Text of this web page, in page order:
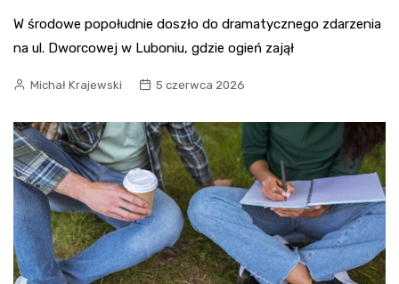
W środowe popołudnie doszło do dramatycznego zdarzenia
na ul. Dworcowej w Luboniu, gdzie ogień zajął
Michał Krajewski 5 czerwca 2026